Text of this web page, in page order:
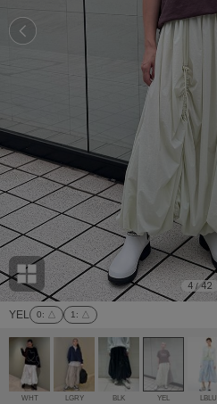
ームウェア (535)
リー (664)
ョン雑貨 (865)
/ランジェリー (127)
ェア (121)
ACYM
アシーム
adidas by Stella McCartney
アディダス バイ ステラマッカートニー
ALLISON BROWN
アリソンブラウン
amabro
アマブロ
Ame no chi Hare
アメノチハレ
AMOMMA
アモマ
ánuans
アニュアンス
YEL 0: △ 1 : △
4 /42
WHT LGRY BLK YEL LBLU